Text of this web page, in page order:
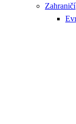
Zahraničí